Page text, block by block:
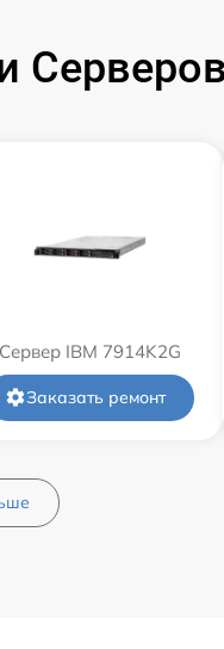
Сервер IBM 7914K2G
Заказать ремонт